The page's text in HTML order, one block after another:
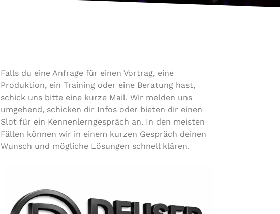
Falls du eine Anfrage für einen Vortrag, eine
Produktion, ein Training oder eine Beratung hast,
schick uns bitte eine kurze Mail. Wir melden uns
umgehend, schicken dir Infos oder bieten dir einen
Slot für ein Kennenlerngespräch an. In den meisten
Fällen können wir in einem kurzen Gespräch deinen
Wunsch und mögliche Lösungen schnell klären.